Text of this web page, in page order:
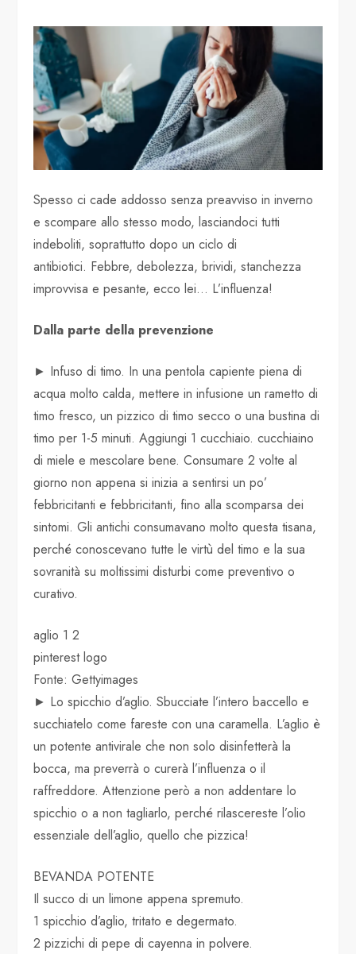
Spesso ci cade addosso senza preavviso in inverno
e scompare allo stesso modo, lasciandoci tutti
indeboliti, soprattutto dopo un ciclo di
antibiotici. Febbre, debolezza, brividi, stanchezza
improvvisa e pesante, ecco lei… L’influenza!
Dalla parte della prevenzione
► Infuso di timo. In una pentola capiente piena di
acqua molto calda, mettere in infusione un rametto di
timo fresco, un pizzico di timo secco o una bustina di
timo per 1-5 minuti. Aggiungi 1 cucchiaio. cucchiaino
di miele e mescolare bene. Consumare 2 volte al
giorno non appena si inizia a sentirsi un po’
febbricitanti e febbricitanti, fino alla scomparsa dei
sintomi. Gli antichi consumavano molto questa tisana,
perché conoscevano tutte le virtù del timo e la sua
sovranità su moltissimi disturbi come preventivo o
curativo.
aglio 1 2
pinterest logo
Fonte: Gettyimages
► Lo spicchio d’aglio. Sbucciate l’intero baccello e
succhiatelo come fareste con una caramella. L’aglio è
un potente antivirale che non solo disinfetterà la
bocca, ma preverrà o curerà l’influenza o il
raffreddore. Attenzione però a non addentare lo
spicchio o a non tagliarlo, perché rilascereste l’olio
essenziale dell’aglio, quello che pizzica!
BEVANDA POTENTE
Il succo di un limone appena spremuto.
1 spicchio d’aglio, tritato e degermato.
2 pizzichi di pepe di cayenna in polvere.